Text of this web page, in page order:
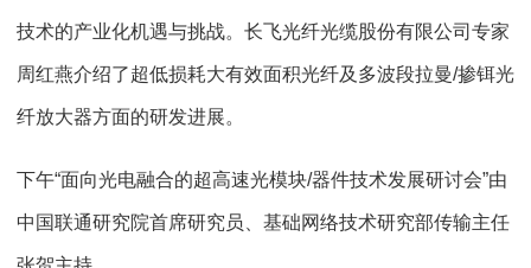
技术的产业化机遇与挑战。长飞光纤光缆股份有限公司专家
周红燕介绍了超低损耗大有效面积光纤及多波段拉曼/掺铒光
纤放大器方面的研发进展。
下午“面向光电融合的超高速光模块/器件技术发展研讨会”由
中国联通研究院首席研究员、基础网络技术研究部传输主任